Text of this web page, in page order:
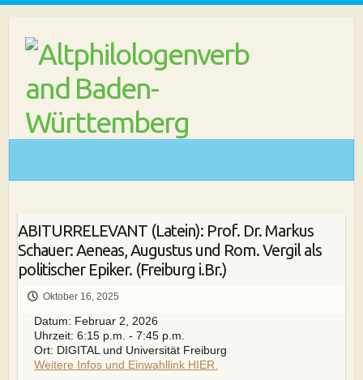
content
ABITURRELEVANT (Latein): Prof. Dr. Markus
Schauer: Aeneas, Augustus und Rom. Vergil als
politischer Epiker. (Freiburg i.Br.)
Oktober 16, 2025
Datum: Februar 2, 2026
Uhrzeit: 6:15 p.m. - 7:45 p.m.
Ort: DIGITAL und Universität Freiburg
Weitere Infos und Einwahllink HIER.